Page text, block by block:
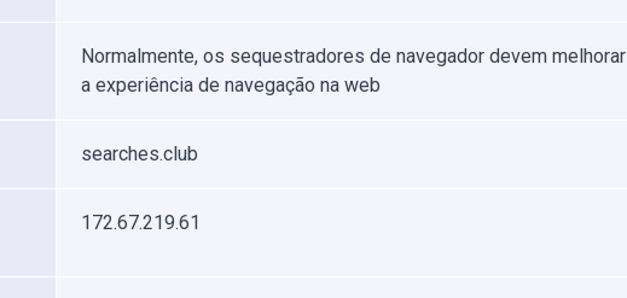
Normalmente, os sequestradores de navegador devem melhorar
a experiência de navegação na web
searches.club
172.67.219.61